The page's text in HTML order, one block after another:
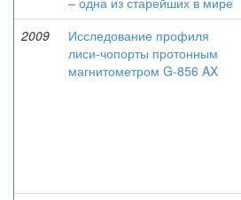
2009
Исследование профиля
лиси-чопорты протонным
магнитометром G-856 AX